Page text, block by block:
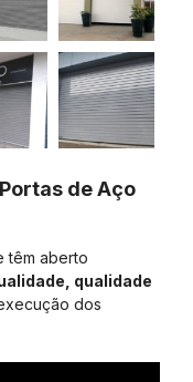
de Aço
têm aberto
qualidade
dos